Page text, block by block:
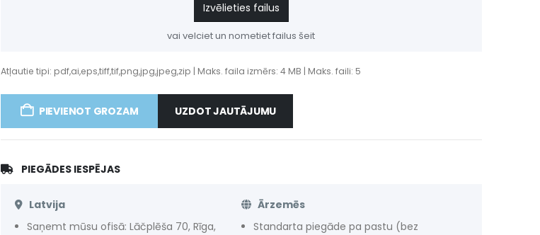
Izvēlieties failus
vai velciet un nometiet failus šeit
Atļautie tipi: pdf,ai,eps,tiff,tif,png,jpg,jpeg,zip | Maks. faila izmērs: 4 MB | Maks. faili: 5
PIEVIENOT GROZAM UZDOT JAUTĀJUMU
PIEGĀDES IESPĒJAS
Latvija
Saņemt mūsu ofisā: Lāčplēša 70, Rīga,
Ārzemēs
Standarta piegāde pa pastu (bez